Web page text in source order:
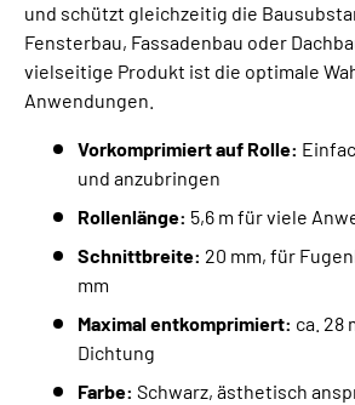
und schützt gleichzeitig die
Fensterbau, Fassadenbau oder
vielseitige Produkt ist die optimale
Anwendungen.
Vorkomprimiert auf Rolle:
und anzubringen
Rollenlänge: 5,6 m für viele
Schnittbreite: 20 mm, für
mm
Maximal entkomprimiert: ca. 28
Dichtung
Farbe: Schwarz, ästhetisch